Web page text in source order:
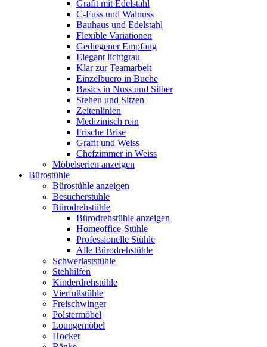
Grafit mit Edelstahl
C-Fuss und Walnuss
Bauhaus und Edelstahl
Flexible Variationen
Gediegener Empfang
Elegant lichtgrau
Klar zur Teamarbeit
Einzelbuero in Buche
Basics in Nuss und Silber
Stehen und Sitzen
Zeitenlinien
Medizinisch rein
Frische Brise
Grafit und Weiss
Chefzimmer in Weiss
Möbelserien anzeigen
Bürostühle
Bürostühle anzeigen
Besucherstühle
Bürodrehstühle
Bürodrehstühle anzeigen
Homeoffice-Stühle
Professionelle Stühle
Alle Bürodrehstühle
Schwerlaststühle
Stehhilfen
Kinderdrehstühle
Vierfußstühle
Freischwinger
Polstermöbel
Loungemöbel
Hocker